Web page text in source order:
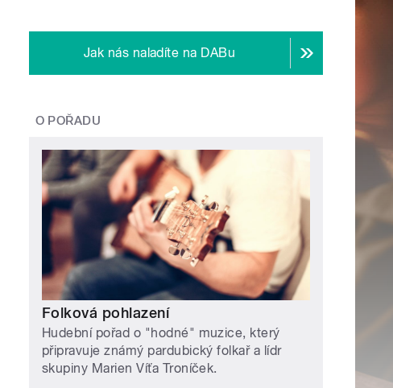
Jak nás naladíte na DABu
O POŘADU
Folková pohlazení
Hudební pořad o "hodné" muzice, který
připravuje známý pardubický folkař a lídr
skupiny Marien Víťa Troníček.